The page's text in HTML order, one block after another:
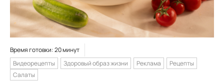
Время готовки: 20 минут
Видеорецепты
Здоровый образ жизни Реклама
Рецепты
Салаты